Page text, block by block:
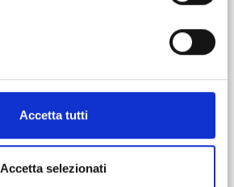
Accetta tutti
Accetta selezionati
25/09/2025 alle 12:00